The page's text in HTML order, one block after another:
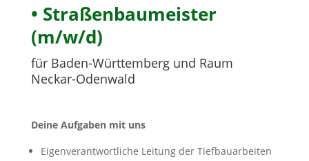
• Straßenbaumeister
(m/w/d)
für Baden-Württemberg und Raum
Neckar-Odenwald
Deine Aufgaben mit uns
Eigenverantwortliche Leitung der Tiefbauarbeiten